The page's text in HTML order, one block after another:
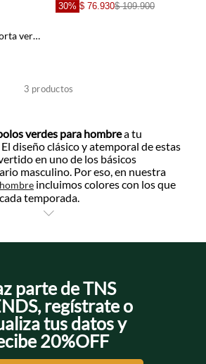
+
30% $ 76.930$ 109.900
Camiseta polo manga corta verde para hombre
3 productos
verdes para hombrea tu
diseño clásico y atemporal de estas
en uno de los básicos
masculino. Por eso, en nuestra
incluimos colores con los que
temporada.
y estaturas. ¡Consigue la
casuales cargados del estilo
parte de TNS
regístrate o
tus datos y
20%OFF